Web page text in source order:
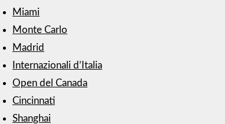
Miami
Monte Carlo
Madrid
Internazionali d’Italia
Open del Canada
Cincinnati
Shanghai